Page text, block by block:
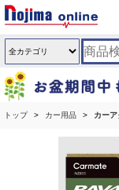
トップ カー用品 カー